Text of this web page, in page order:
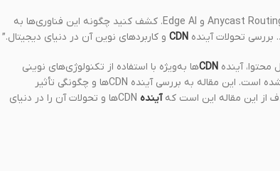
مقاله جامع درباره آینده شبکه‌های تحویل محتوا (CDN) با تمرکز بر Anycast Routing، Edge Computing و Edge AI. کشف کنید چگونه این فناوری‌ها به
تحولات آینده CDN و کاربردهای نوین آن در دنیای دیجیتال.”
آینده CDN‌ها به‌ویژه با استفاده از تکنولوژی‌های نوینی
همچون Anycast Routing و Edge AI به یکی از موضوعات بحث‌برانگیز و جذاب تبدیل شده است. این مقاله به بررسی آینده CDN‌ها و چگونگی تأثیر
آینده